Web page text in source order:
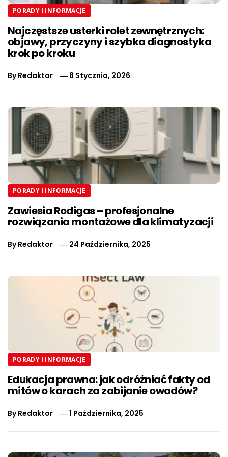
PORADY I INFORMACJE
Najczęstsze usterki rolet zewnętrznych:
objawy, przyczyny i szybka diagnostyka
krok po kroku
ByRedaktor 8 Stycznia, 2026
PORADY I INFORMACJE
Zawiesia Rodigas – profesjonalne
rozwiązania montażowe dla klimatyzacji
ByRedaktor 24 Października, 2025
PORADY I INFORMACJE
Edukacja prawna: jak odróżniać fakty od
mitów o karach za zabijanie owadów?
ByRedaktor 1 Października, 2025
Nawigacja